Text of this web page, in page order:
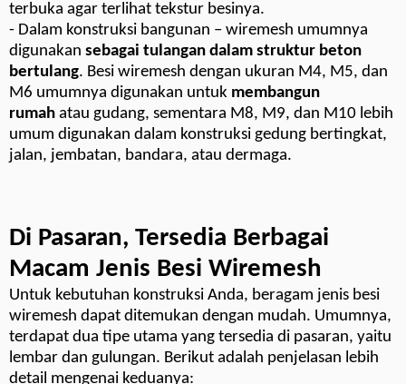
terbuka agar terlihat tekstur besinya.
- Dalam konstruksi bangunan – wiremesh umumnya
digunakan sebagai tulangan dalam struktur beton
bertulang. Besi wiremesh dengan ukuran M4, M5, dan
M6 umumnya digunakan untuk membangun
rumah atau gudang, sementara M8, M9, dan M10 lebih
umum digunakan dalam konstruksi gedung bertingkat,
jalan, jembatan, bandara, atau dermaga.
Di Pasaran, Tersedia Berbagai
Macam Jenis Besi Wiremesh
Untuk kebutuhan konstruksi Anda, beragam jenis besi
wiremesh dapat ditemukan dengan mudah. Umumnya,
terdapat dua tipe utama yang tersedia di pasaran, yaitu
lembar dan gulungan. Berikut adalah penjelasan lebih
detail mengenai keduanya: